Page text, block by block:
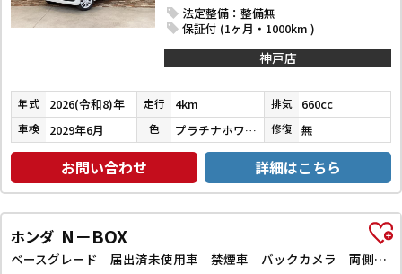
法定整備：整備無
保証付 (1ヶ月・1000km )
神戸店
年式 2026(令和8)年 走行 4km 排気 660cc
車検 2029年6月 色 プラチナホワイトパール 修復 無
お問い合わせ 詳細はこちら
ホンダ N－BOX
ベースグレード 届出済未使用車 禁煙車 バックカメラ 両側スライド・片側電動 クリアランスソナー オートクルーズコントロール レーンアシスト オートライト アイドリングストップ 電動格納ミラー シートヒーター